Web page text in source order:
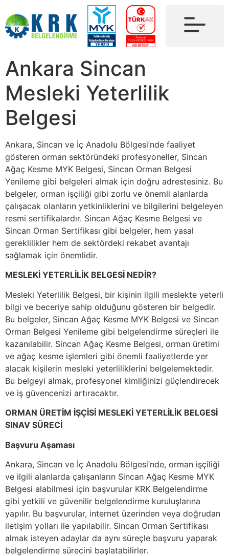
Ankara Sincan
Mesleki Yeterlilik
Belgesi
Ankara, Sincan ve İç Anadolu Bölgesi’nde faaliyet
gösteren orman sektöründeki profesyoneller, Sincan
Ağaç Kesme MYK Belgesi, Sincan Orman Belgesi
Yenileme gibi belgeleri almak için doğru adrestesiniz. Bu
belgeler, orman işçiliği gibi zorlu ve önemli alanlarda
çalışacak olanların yetkinliklerini ve bilgilerini belgeleyen
resmi sertifikalardır. Sincan Ağaç Kesme Belgesi ve
Sincan Orman Sertifikası gibi belgeler, hem yasal
gereklilikler hem de sektördeki rekabet avantajı
sağlamak için önemlidir.
MESLEKİ YETERLİLİK BELGESİ NEDİR?
Mesleki Yeterlilik Belgesi, bir kişinin ilgili meslekte yeterli
bilgi ve beceriye sahip olduğunu gösteren bir belgedir.
Bu belgeler, Sincan Ağaç Kesme MYK Belgesi ve Sincan
Orman Belgesi Yenileme gibi belgelendirme süreçleri ile
kazanılabilir. Sincan Ağaç Kesme Belgesi, orman üretimi
ve ağaç kesme işlemleri gibi önemli faaliyetlerde yer
alacak kişilerin mesleki yeterliliklerini belgelemektedir.
Bu belgeyi almak, profesyonel kimliğinizi güçlendirecek
ve iş güvencenizi artıracaktır.
ORMAN ÜRETİM İŞÇİSİ MESLEKİ YETERLİLİK BELGESİ
SINAV SÜRECİ
Başvuru Aşaması
Ankara, Sincan ve İç Anadolu Bölgesi’nde, orman işçiliği
ve ilgili alanlarda çalışanların Sincan Ağaç Kesme MYK
Belgesi alabilmesi için başvurular KRK Belgelendirme
gibi yetkili ve güvenilir belgelendirme kuruluşlarına
yapılır. Bu başvurular, internet üzerinden veya doğrudan
iletişim yolları ile yapılabilir. Sincan Orman Sertifikası
almak isteyen adaylar da aynı süreçle başvuru yaparak
belgelendirme sürecini başlatabilirler.